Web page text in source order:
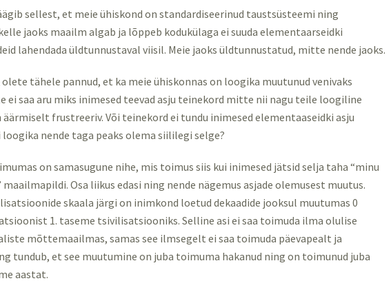
sellest, et meie ühiskond on standardiseerinud taustsüsteemi ning
jaoks maailm algab ja lõppeb kodukülaga ei suuda elementaarseidki
lahendada üldtunnustaval viisil. Meie jaoks üldtunnustatud, mitte nende jaoks.
tähele pannud, et ka meie ühiskonnas on loogika muutunud venivaks
ei saa aru miks inimesed teevad asju teinekord mitte nii nagu teile loogiline
äärmiselt frustreeriv. Või teinekord ei tundu inimesed elementaaseidki asju
nende taga peaks olema siililegi selge?
on samasugune nihe, mis toimus siis kui inimesed jätsid selja taha “minu
Osa liikus edasi ning nende nägemus asjade olemusest muutus.
skaala järgi on inimkond loetud dekaadide jooksul muutumas 0
1. taseme tsivilisatsiooniks. Selline asi ei saa toimuda ilma olulise
mõttemaailmas, samas see ilmsegelt ei saa toimuda päevapealt ja
tundub, et see muutumine on juba toimuma hakanud ning on toimunud juba
aastat.